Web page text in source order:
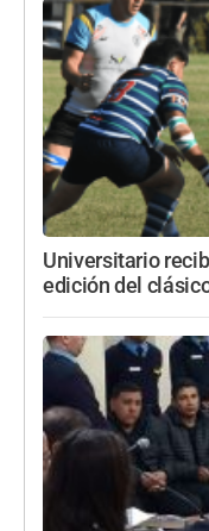
Universitario
edición del